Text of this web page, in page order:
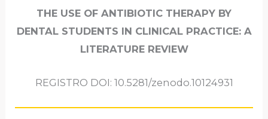
THE USE OF ANTIBIOTIC THERAPY BY
DENTAL STUDENTS IN CLINICAL PRACTICE: A
LITERATURE REVIEW
REGISTRO DOI: 10.5281/zenodo.10124931